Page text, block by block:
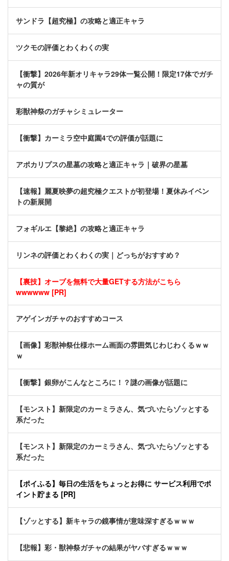
サンドラ【超究極】の攻略と適正キャラ
ツクモの評価とわくわくの実
【衝撃】2026年新オリキャラ29体一覧公開！限定17体でガチ
ャの質が
彩獣神祭のガチャシミュレーター
【衝撃】カーミラ空中庭園4での評価が話題に
アポカリプスの星墓の攻略と適正キャラ｜破界の星墓
【速報】麗夏映夢の超究極クエストが初登場！夏休みイベン
トの新展開
フォギルエ【黎絶】の攻略と適正キャラ
リンネの評価とわくわくの実｜どっちがおすすめ？
【裏技】オーブを無料で大量GETする方法がこちら
wwwwww [PR]
アゲインガチャのおすすめコース
【画像】彩獣神祭仕様ホーム画面の雰囲気じわじわくるｗｗ
ｗ
【衝撃】銀卵がこんなところに！？謎の画像が話題に
【モンスト】新限定のカーミラさん、気づいたらゾッとする
系だった
【モンスト】新限定のカーミラさん、気づいたらゾッとする
系だった
【ポイふる】毎日の生活をちょっとお得に サービス利用でポ
イント貯まる [PR]
【ゾッとする】新キャラの鏡事情が意味深すぎるｗｗｗ
【悲報】彩・獣神祭ガチャの結果がヤバすぎるｗｗｗ